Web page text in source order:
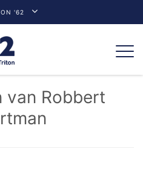
'62
van Robbert